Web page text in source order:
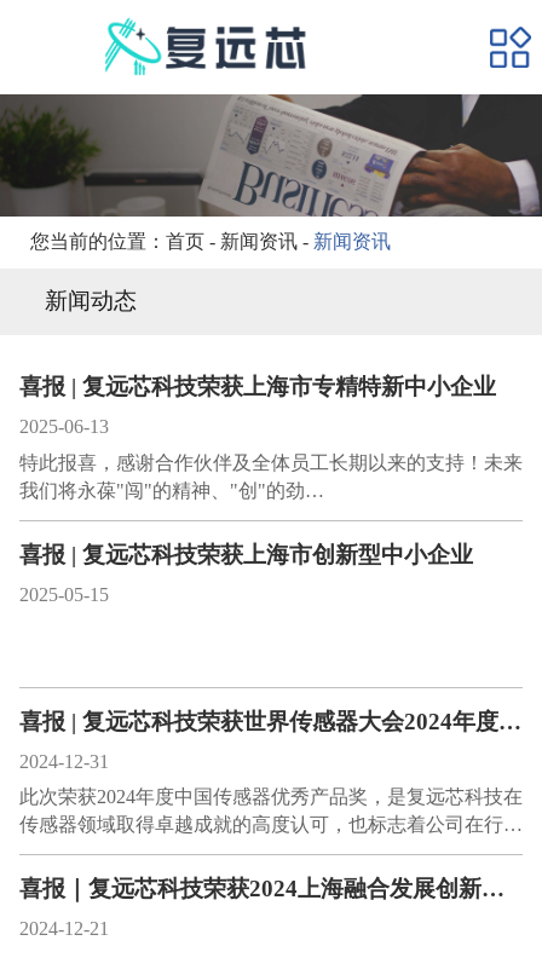
网站首页
产品展示
应用领域
新闻资讯
加入我们
您当前的位置： 首页 - 新闻资讯- 新闻资讯
新闻动态
喜报 | 复远芯科技荣获上海市专精特新中小企业
2025-06-13
特此报喜，感谢合作伙伴及全体员工长期以来的支持！未来
我们将永葆"闯"的精神、"创"的劲…
喜报 | 复远芯科技荣获上海市创新型中小企业
2025-05-15
喜报 | 复远芯科技荣获世界传感器大会2024年度中国传感器优秀产品奖
2024-12-31
此次荣获2024年度中国传感器优秀产品奖，是复远芯科技在
传感器领域取得卓越成就的高度认可，也标志着公司在行…
喜报｜复远芯科技荣获2024上海融合发展创新专业赛-创新奖
2024-12-21